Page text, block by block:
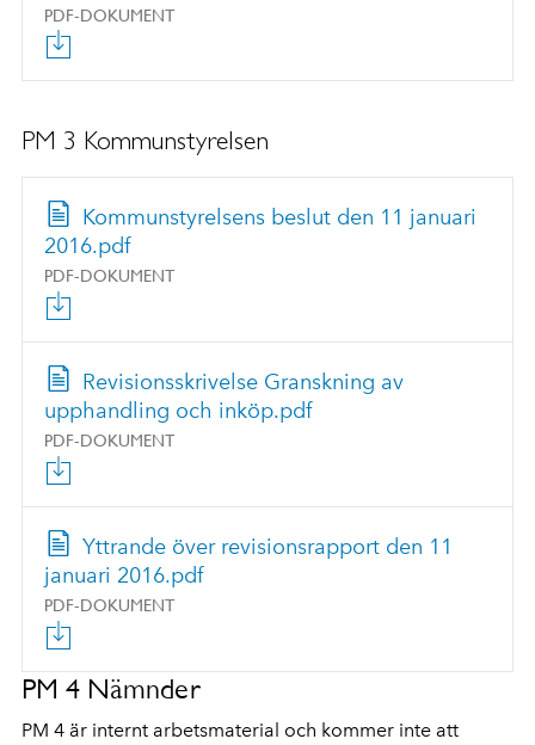
PDF-DOKUMENT
PM 3 Kommunstyrelsen
Kommunstyrelsens beslut den 11 januari
2016.pdf
PDF-DOKUMENT
Revisionsskrivelse Granskning av
upphandling och inköp.pdf
PDF-DOKUMENT
Yttrande över revisionsrapport den 11
januari 2016.pdf
PDF-DOKUMENT
PM 4 Nämnder
PM 4 är internt arbetsmaterial och kommer inte att